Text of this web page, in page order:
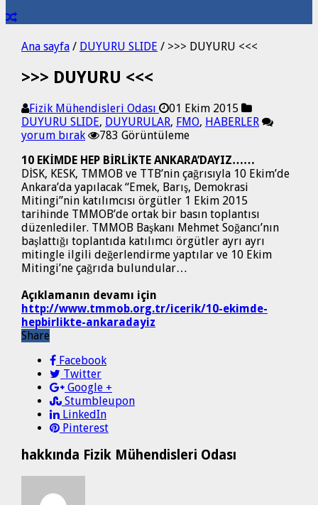
Ana sayfa / DUYURU SLIDE / >>> DUYURU <<<
>>> DUYURU <<<
Fizik Mühendisleri Odası
01 Ekim 2015
DUYURU SLIDE, DUYURULAR, FMO, HABERLER
yorum bırak
783 Görüntüleme
10 EKİMDE HEP BİRLİKTE ANKARA’DAYIZ……
DİSK, KESK, TMMOB ve TTB’nin çağrısıyla 10 Ekim’de
Ankara’da yapılacak “Emek, Barış, Demokrasi
Mitingi”nin katılımcısı örgütler 1 Ekim 2015
tarihinde TMMOB’de ortak bir basın toplantısı
düzenlediler. TMMOB Başkanı Mehmet Soğancı’nın
başlattığı toplantıda katılımcı örgütler ayrı ayrı
mitingle ilgili değerlendirme yaptılar ve 10 Ekim
Mitingi’ne çağrıda bulundular…
Açıklamanın devamı için
http://www.tmmob.org.tr/icerik/10-ekimde-
hepbirlikte-ankaradayiz
Share
Facebook
Twitter
Google +
Stumbleupon
LinkedIn
Pinterest
hakkında Fizik Mühendisleri Odası